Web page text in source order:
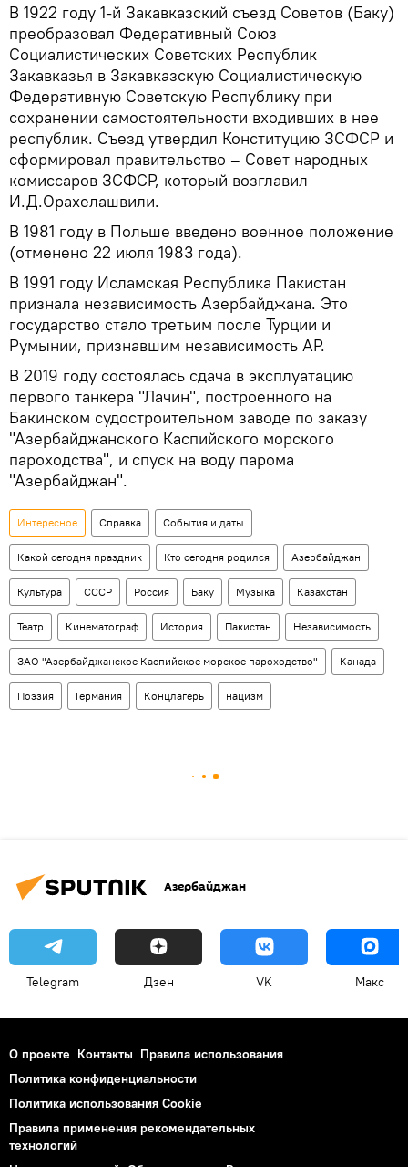
В 1922 году 1-й Закавказский съезд Советов (Баку)
преобразовал Федеративный Союз
Социалистических Советских Республик
Закавказья в Закавказскую Социалистическую
Федеративную Советскую Республику при
сохранении самостоятельности входивших в нее
республик. Съезд утвердил Конституцию ЗСФСР и
сформировал правительство – Совет народных
комиссаров ЗСФСР, который возглавил
И.Д.Орахелашвили.
В 1981 году в Польше введено военное положение
(отменено 22 июля 1983 года).
В 1991 году Исламская Республика Пакистан
признала независимость Азербайджана. Это
государство стало третьим после Турции и
Румынии, признавшим независимость АР.
В 2019 году состоялась сдача в эксплуатацию
первого танкера "Лачин", построенного на
Бакинском судостроительном заводе по заказу
"Азербайджанского Каспийского морского
пароходства", и спуск на воду парома
"Азербайджан".
Интересное Справка События и даты
Какой сегодня праздник Кто сегодня родился Азербайджан
Культура СССР Россия Баку Музыка Казахстан
Театр Кинематограф История Пакистан Независимость
ЗАО "Азербайджанское Каспийское морское пароходство" Канада
Поэзия Германия Концлагерь нацизм
Азербайджан
Telegram Дзен VK Макс
О проекте Контакты Правила использования
Политика конфиденциальности
Политика использования Cookie
Правила применения рекомендательных
технологий